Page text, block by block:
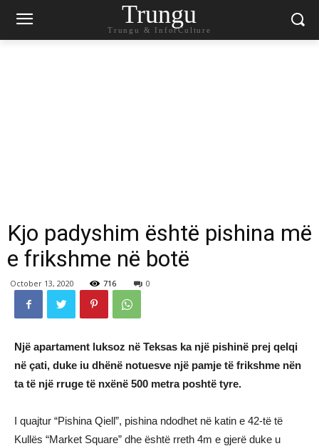
Trungu
Trungu & InforCulture
Kjo padyshim është pishina më
e frikshme në botë
October 13, 2020 716 0
Një apartament luksoz në Teksas ka një pishinë prej qelqi
në çati, duke iu dhënë notuesve një pamje të frikshme nën
ta të një rruge të nxënë 500 metra poshtë tyre.
I quajtur “Pishina Qiell”, pishina ndodhet në katin e 42-të të
Kullës “Market Square” dhe është rreth 4m e gjerë duke u